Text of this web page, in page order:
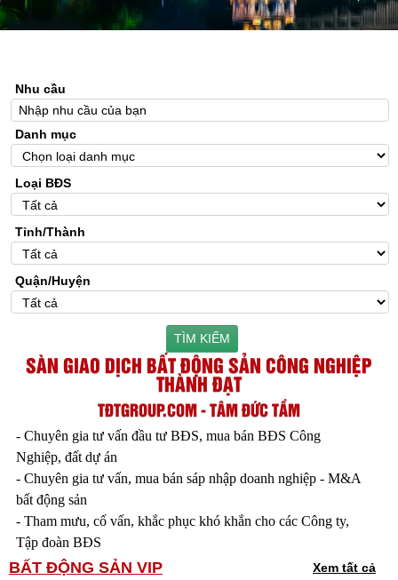
Nhu cầu
Danh mục
Loại BĐS
Tỉnh/Thành
Quận/Huyện
TÌM KIẾM
SÀN GIAO DỊCH BẤT ĐỘNG SẢN CÔNG NGHIỆP
THÀNH ĐẠT
TĐTGROUP.COM - TÂM ĐỨC TẦM
- Chuyên gia tư vấn đầu tư BĐS, mua bán BĐS Công
Nghiệp, đất dự án
- Chuyên gia tư vấn, mua bán sáp nhập doanh nghiệp - M&A
bất động sản
- Tham mưu, cố vấn, khắc phục khó khắn cho các Công ty,
Tập đoàn BĐS
BẤT ĐỘNG SẢN VIP Xem tất cả